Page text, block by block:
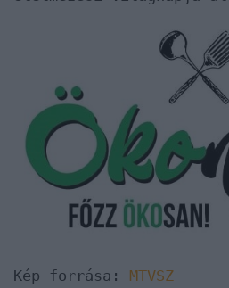
Kép forrása: MTVSZ